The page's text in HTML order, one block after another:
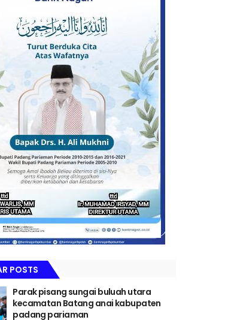
POSTS
Parak pisang sungai buluah utara
kecamatan Batang anai kabupaten
padang pariaman